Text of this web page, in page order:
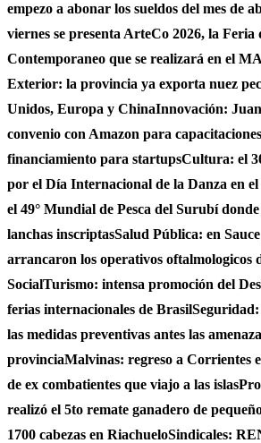
empezo a abonar los sueldos del mes de
viernes se presenta ArteCo 2026, la Feria
Contemporaneo que se realizará en el
Exterior: la provincia ya exporta nuez
Unidos, Europa y ChinaInnovación:
convenio con Amazon para
financiamiento para startupsCultura: el
por el Día Internacional de la Danza en el
el 49° Mundial de Pesca del Surubí donde
lanchas inscriptasSalud Pública: en
arrancaron los operativos oftalmologicos
SocialTurismo: intensa promoción del
ferias internacionales de Brasil
las medidas preventivas antes las
provinciaMalvinas: regreso a Corrientes
de ex combatientes que viajo a las islas
realizó el 5to remate ganadero de
1700 cabezas en RiachueloSindicales: